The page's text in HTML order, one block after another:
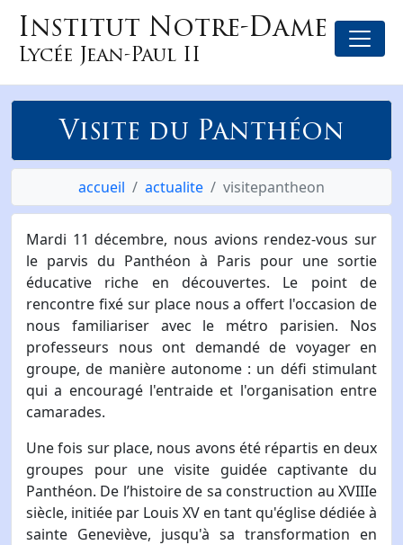
Institut Notre-Dame
Lycée Jean-Paul II
Visite du Panthéon
accueil actualite visitepantheon
Mardi 11 décembre, nous avions rendez-vous sur
le parvis du Panthéon à Paris pour une sortie
éducative riche en découvertes. Le point de
rencontre fixé sur place nous a offert l'occasion de
nous familiariser avec le métro parisien. Nos
professeurs nous ont demandé de voyager en
groupe, de manière autonome : un défi stimulant
qui a encouragé l'entraide et l'organisation entre
camarades.
Une fois sur place, nous avons été répartis en deux
groupes pour une visite guidée captivante du
Panthéon. De l’histoire de sa construction au XVIIIe
siècle, initiée par Louis XV en tant qu'église dédiée à
sainte Geneviève, jusqu'à sa transformation en